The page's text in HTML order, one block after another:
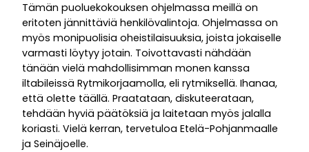
Tämän puoluekokouksen ohjelmassa meillä on
eritoten jännittäviä henkilövalintoja. Ohjelmassa on
myös monipuolisia oheistilaisuuksia, joista jokaiselle
varmasti löytyy jotain. Toivottavasti nähdään
tänään vielä mahdollisimman monen kanssa
iltabileissä Rytmikorjaamolla, eli rytmiksellä. Ihanaa,
että olette täällä. Praatataan, diskuteerataan,
tehdään hyviä päätöksiä ja laitetaan myös jalalla
koriasti. Vielä kerran, tervetuloa Etelä-Pohjanmaalle
ja Seinäjoelle.